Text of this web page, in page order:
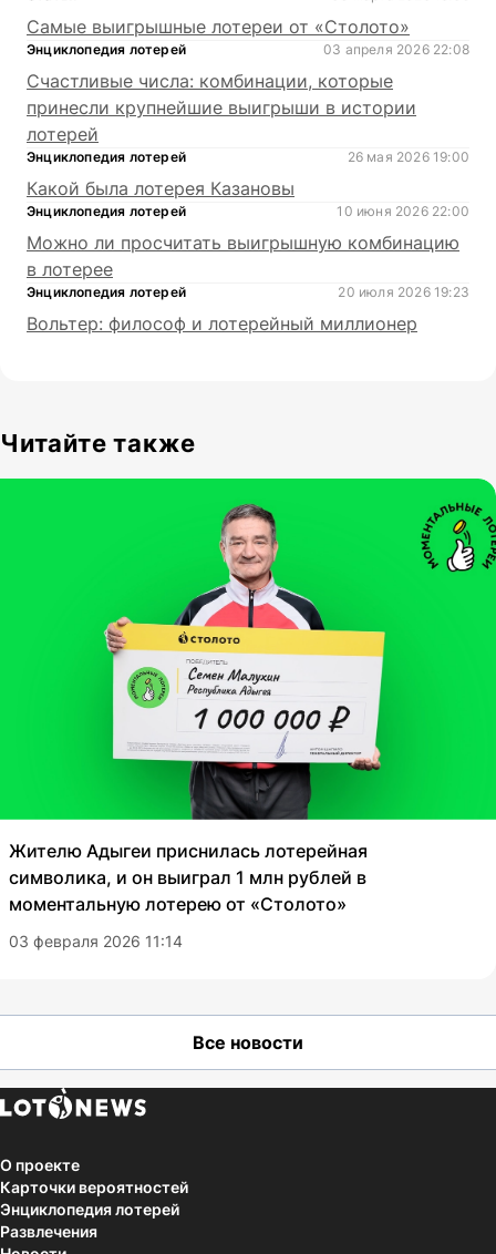
Самые выигрышные лотереи от «Столото»
Энциклопедия лотерей 03 апреля 2026 22:08
Счастливые числа: комбинации, которые
принесли крупнейшие выигрыши в истории
лотерей
Энциклопедия лотерей 26 мая 2026 19:00
Какой была лотерея Казановы
Энциклопедия лотерей 10 июня 2026 22:00
Можно ли просчитать выигрышную комбинацию
в лотерее
Энциклопедия лотерей 20 июля 2026 19:23
Вольтер: философ и лотерейный миллионер
Читайте также
Жителю Адыгеи приснилась лотерейная
символика, и он выиграл 1 млн рублей в
моментальную лотерею от «Столото»
03 февраля 2026 11:14
Все новости
О проекте
Карточки вероятностей
Энциклопедия лотерей
Развлечения